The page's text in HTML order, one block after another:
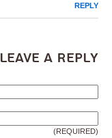
REPLY
Leave a Reply
(REQUIRED)